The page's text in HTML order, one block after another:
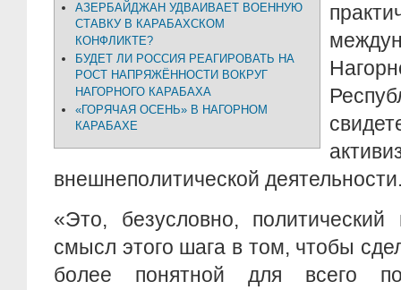
АЗЕРБАЙДЖАН УДВАИВАЕТ ВОЕННУЮ
СТАВКУ В КАРАБАХСКОМ
КОНФЛИКТЕ?
БУДЕТ ЛИ РОССИЯ РЕАГИРОВАТЬ НА
РОСТ НАПРЯЖЁННОСТИ ВОКРУГ
НАГОРНОГО КАРАБАХА
«ГОРЯЧАЯ ОСЕНЬ» В НАГОРНОМ
КАРАБАХЕ
внешнеполитической
«Это, безусловно,
смысл этого шага в том, чтобы
более понятной для всего